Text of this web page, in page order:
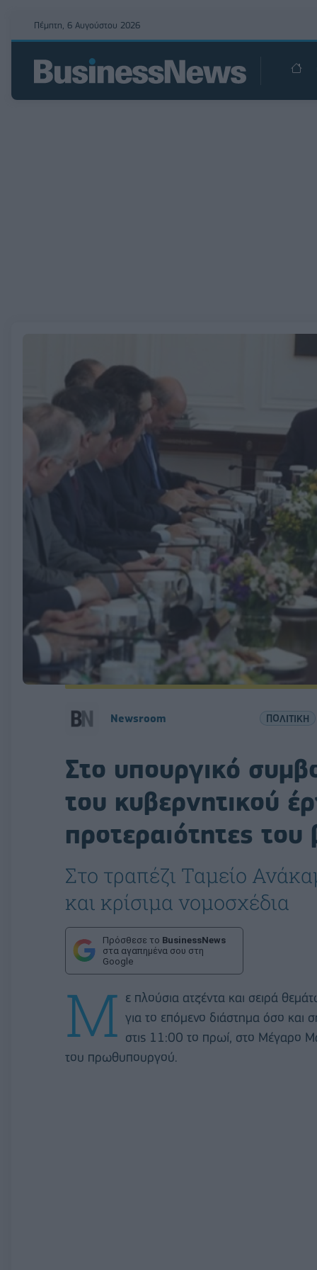
Πέμπτη, 6 Αυγούστου 2026
Newsroom ΠΟΛΙΤΙΚΗ
Στο υπουργικό
του κυβερνητικού
προτεραιότητες
Στο τραπέζι Ταμείο
και κρίσιμα νομοσχέδια
Πρόσθεσε το BusinessNews
στα αγαπημένα σου στη
Google
Μ ε πλούσια ατζέντα και σειρά
για το επόμενο διάστημα όσο και
στις 11:00 το πρωί, στο Μέγαρο
του πρωθυπουργού.